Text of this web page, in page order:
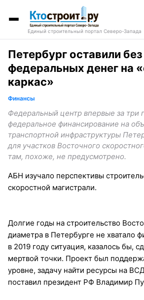
Единый строительный портал Северо-Запада
Петербург оставили без
федеральных денег на
каркас»
Финансы
Федеральный центр впервые за три
федеральное финансирование на
транспортной инфраструктуры
для участков Восточного
там, похоже, не предусмотрено.
АБН изучало перспективы
скоростной магистрали.
Долгие годы на строительство
диаметра в Петербурге не хватало
в 2019 году ситуация, казалось бы,
мертвой точки. Проект был
уровне, задачу найти ресурсы на
поставил президент РФ Владимир